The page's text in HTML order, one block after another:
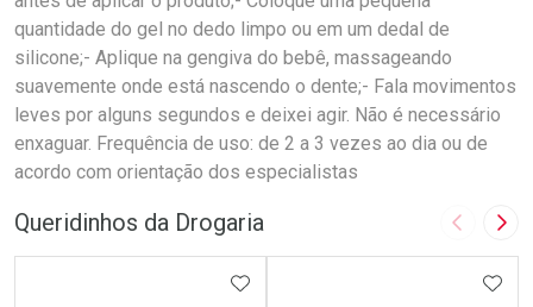
quantidade do gel no dedo limpo ou em um dedal de
silicone;- Aplique na gengiva do bebê, massageando
suavemente onde está nascendo o dente;- Fala movimentos
leves por alguns segundos e deixei agir. Não é necessário
enxaguar. Frequência de uso: de 2 a 3 vezes ao dia ou de
acordo com orientação dos especialistas
Queridinhos da Drogaria Imagem
ADICIONAR AOS FAVORITOS